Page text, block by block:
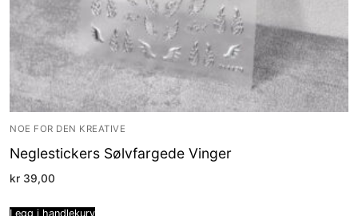
NOE FOR DEN KREATIVE
Neglestickers Sølvfargede Vinger
kr 39,00
Legg i handlekurv